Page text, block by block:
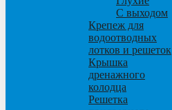
С выходом
Крепеж для
водоотводных
лотков и решеток
Крышка
дренажного
колодца
Решетка